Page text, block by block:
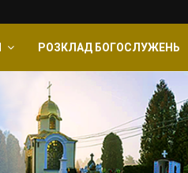
РОЗКЛАД БОГОСЛУЖЕНЬ